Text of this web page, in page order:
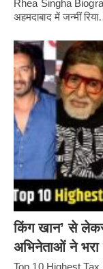
Rhea Singha
अहमदाबाद में जन्मीं
किंग खान’ से
अभिनेताओं ने
Top 10 Highest